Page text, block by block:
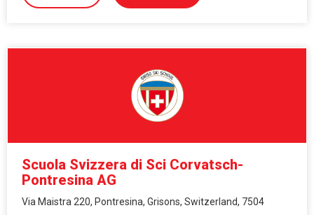
Scuola Svizzera di Sci Corvatsch-
Pontresina AG
Via Maistra 220, Pontresina, Grisons, Switzerland, 7504